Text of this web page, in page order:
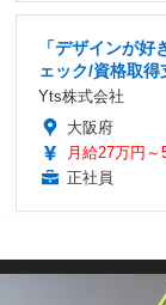
「デザインが
ェック/資格取
Yts株式会社
大阪府
月給27万円～
正社員